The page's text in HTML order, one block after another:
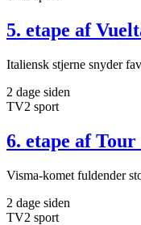
5. etape af
Italiensk stjerne snyder
2 dage siden
TV2 sport
6. etape af Tour
Visma-komet fuldender
2 dage siden
TV2 sport